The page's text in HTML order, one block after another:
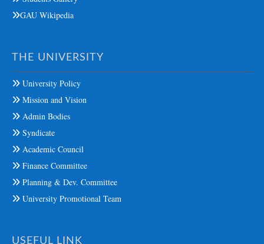
GAU Wikipedia
THE UNIVERSITY
University Policy
Mission and Vision
Admin Bodies
Syndicate
Academic Council
Finance Committee
Planning & Dev. Committee
University Promotional Team
USEFUL LINK